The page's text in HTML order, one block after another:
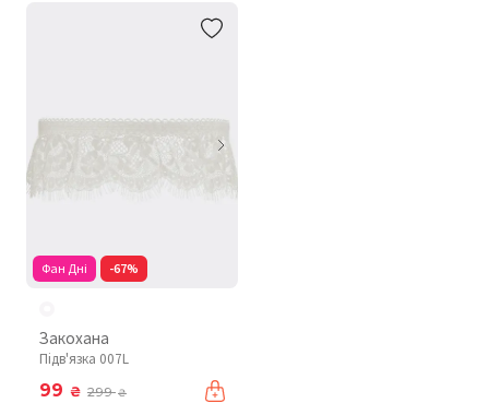
Фан Дні -67%
Закохана
Підв'язка 007L
99 ₴ 299₴